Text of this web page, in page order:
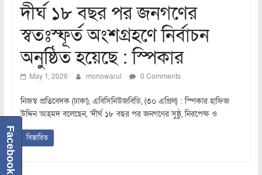
দীর্ঘ ১৮ বছর পর জনগণের
স্বতঃস্ফূর্ত অংশগ্রহণে নির্বাচন
অনুষ্ঠিত হয়েছে : স্পিকার
May 1, 2026 monowarul 0 Comments
নিজস্ব প্রতিবেদক (ঢাকা), এবিসিনিউজবিডি, (৩০ এপ্রিল) : স্পিকার হাফিজ
উদ্দিন আহমদ বলেছেন, ‘দীর্ঘ ১৮ বছর পর জনগণের সুষ্ঠু, নিরপেক্ষ ও
বিস্তারিত
Facebook